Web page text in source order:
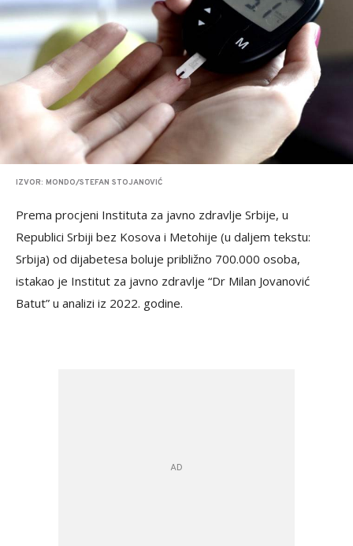
IZVOR: MONDO/STEFAN STOJANOVIĆ
Prema procjeni Instituta za javno zdravlje Srbije, u
Republici Srbiji bez Kosova i Metohije (u daljem tekstu:
Srbija) od dijabetesa boluje približno 700.000 osoba,
istakao je Institut za javno zdravlje “Dr Milan Jovanović
Batut” u analizi iz 2022. godine.